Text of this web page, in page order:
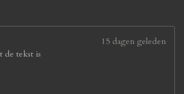
15 dagen geleden
de tekst is